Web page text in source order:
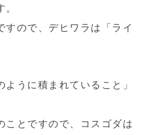
ので、デヒワラは「ライ
うに積まれていること」
ことですので、コスゴダは